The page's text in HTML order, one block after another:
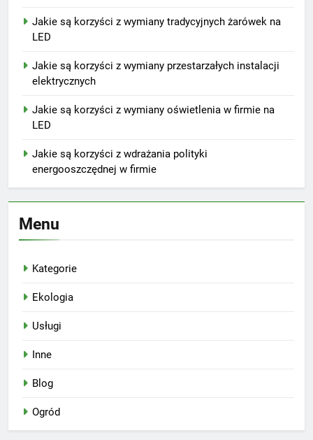
Jakie są korzyści z wymiany tradycyjnych żarówek na
LED
Jakie są korzyści z wymiany przestarzałych instalacji
elektrycznych
Jakie są korzyści z wymiany oświetlenia w firmie na
LED
Jakie są korzyści z wdrażania polityki
energooszczędnej w firmie
Menu
Kategorie
Ekologia
Usługi
Inne
Blog
Ogród